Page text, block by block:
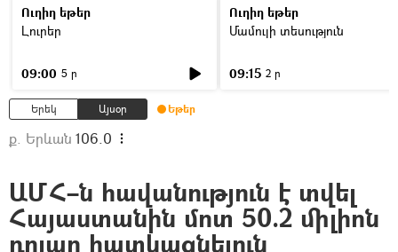
Ուղիղ եթեր
Լուրեր
09:00 5 ր
Ուղիղ եթեր
Մամուլի տեսություն
09:15 2 ր
Երեկ Այսօր Եթեր
ք. Երևան 106.0
ԱՄՀ–ն հավանություն է տվել
Հայաստանին մոտ 50.2 միլիոն
դոլար հատկացնելուն